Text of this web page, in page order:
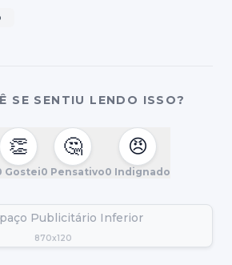
SE SENTIU LENDO ISSO?
👏
Gostei
🤔
0 Pensativo
😠
0 Indignado
Publicitário Inferior
870x120